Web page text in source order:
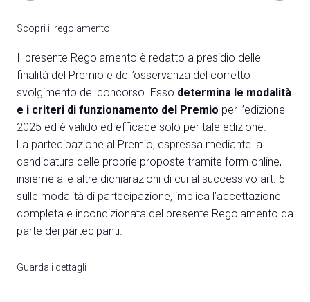
Scopri il regolamento
Il presente Regolamento è redatto a presidio delle
finalità del Premio e dell’osservanza del corretto
svolgimento del concorso. Esso determina le modalità
e i criteri di funzionamento del Premio per l’edizione
2025 ed è valido ed efficace solo per tale edizione.
La partecipazione al Premio, espressa mediante la
candidatura delle proprie proposte tramite form online,
insieme alle altre dichiarazioni di cui al successivo art. 5
sulle modalità di partecipazione, implica l’accettazione
completa e incondizionata del presente Regolamento da
parte dei partecipanti.
Guarda i dettagli